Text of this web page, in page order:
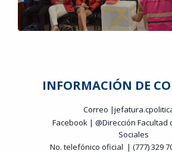
INFORMACIÓN DE
Correo
Facebook | @Dirección Facultad
Sociales
No. telefónico oficial | (777) 329